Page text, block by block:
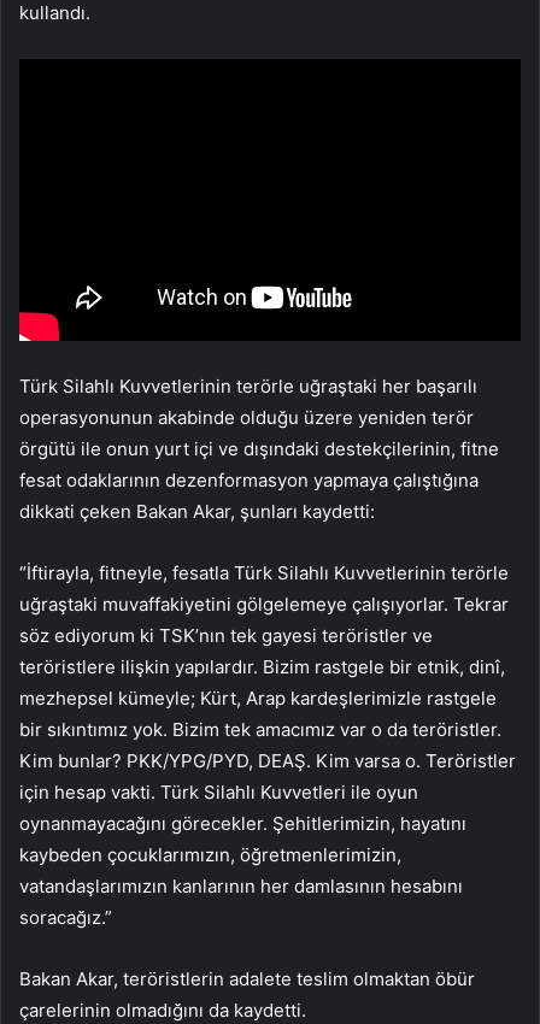
kullandı.
Türk Silahlı Kuvvetlerinin terörle uğraştaki her başarılı
operasyonunun akabinde olduğu üzere yeniden terör
örgütü ile onun yurt içi ve dışındaki destekçilerinin, fitne
fesat odaklarının dezenformasyon yapmaya çalıştığına
dikkati çeken Bakan Akar, şunları kaydetti:
“İftirayla, fitneyle, fesatla Türk Silahlı Kuvvetlerinin terörle
uğraştaki muvaffakiyetini gölgelemeye çalışıyorlar. Tekrar
söz ediyorum ki TSK’nın tek gayesi teröristler ve
teröristlere ilişkin yapılardır. Bizim rastgele bir etnik, dinî,
mezhepsel kümeyle; Kürt, Arap kardeşlerimizle rastgele
bir sıkıntımız yok. Bizim tek amacımız var o da teröristler.
Kim bunlar? PKK/YPG/PYD, DEAŞ. Kim varsa o. Teröristler
için hesap vakti. Türk Silahlı Kuvvetleri ile oyun
oynanmayacağını görecekler. Şehitlerimizin, hayatını
kaybeden çocuklarımızın, öğretmenlerimizin,
vatandaşlarımızın kanlarının her damlasının hesabını
soracağız.”
Bakan Akar, teröristlerin adalete teslim olmaktan öbür
çarelerinin olmadığını da kaydetti.